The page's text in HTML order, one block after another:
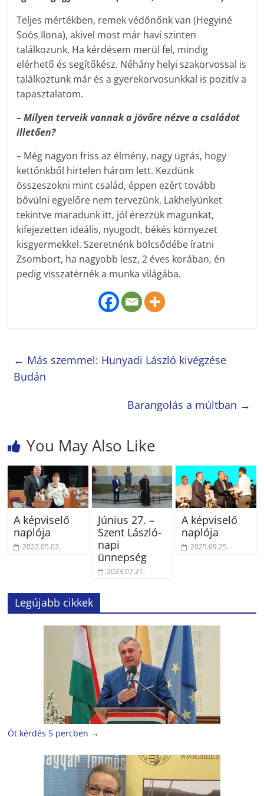
Teljes mértékben, remek védőnőnk van (Hegyiné
Soós Ilona), akivel most már havi szinten
találkozunk. Ha kérdésem merül fel, mindig
elérhető és segítőkész. Néhány helyi szakorvossal is
találkoztunk már és a gyerekorvosunkkal is pozitív a
tapasztalatom.
– Milyen terveik vannak a jövőre nézve a családot
illetően?
– Még nagyon friss az élmény, nagy ugrás, hogy
kettőnkből hirtelen három lett. Kezdünk
összeszokni mint család, éppen ezért tovább
bővülni egyelőre nem tervezünk. Lakhelyünket
tekintve maradunk itt, jól érezzük magunkat,
kifejezetten ideális, nyugodt, békés környezet
kisgyermekkel. Szeretnénk bölcsődébe íratni
Zsombort, ha nagyobb lesz, 2 éves korában, én
pedig visszatérnék a munka világába.
← Más szemmel: Hunyadi László kivégzése
Budán
Barangolás a múltban →
You May Also Like
A képviselő
naplója
2022.05.02.
Június 27. –
Szent László-
napi
ünnepség
2023.07.21.
A képviselő
naplója
2025.09.25.
Legújabb cikkek
Öt kérdés 5 percben →